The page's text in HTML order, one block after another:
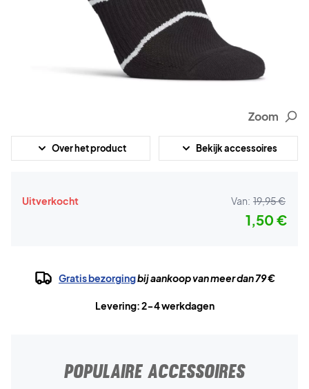
Zoom
Over het product Bekijk accessoires
Uitverkocht Van: 19,95 €
1,50 €
Gratis bezorgingbij aankoop van meer dan 79 €
Levering: 2-4 werkdagen
POPULAIRE ACCESSOIRES